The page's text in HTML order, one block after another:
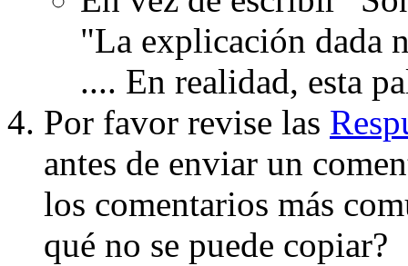
"La explicación dada
.... En realidad, esta
Por favor revise las
antes de enviar un
los comentarios más
qué no se puede copiar?